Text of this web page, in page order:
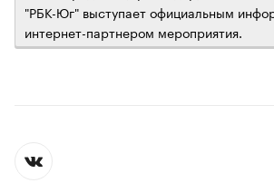
"РБК-Юг" выступает официальным
интернет-партнером мероприятия.